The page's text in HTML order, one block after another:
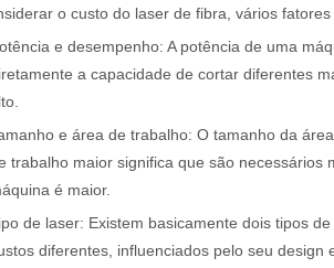
o custo do laser de fibra, vários
e desempenho: A potência de uma
a capacidade de cortar diferentes
e área de trabalho: O tamanho da
trabalho maior significa que são necessários
é maior.
de laser: Existem basicamente dois tipos
diferentes, influenciados pelo seu design